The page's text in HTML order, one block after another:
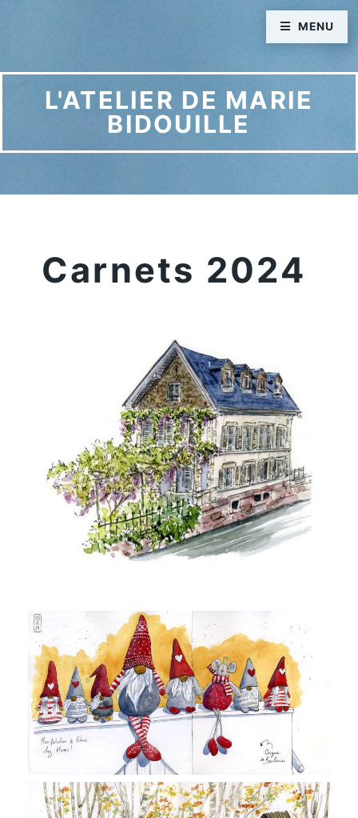
L'ATELIER DE MARIE
BIDOUILLE
Carnets 2024
MENU